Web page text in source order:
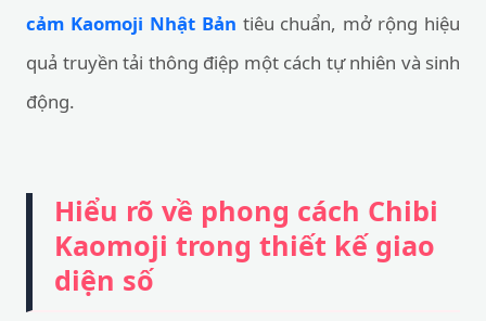
cảm Kaomoji Nhật Bản tiêu chuẩn, mở rộng hiệu
quả truyền tải thông điệp một cách tự nhiên và sinh
động.
Hiểu rõ về phong cách Chibi
Kaomoji trong thiết kế giao
diện số